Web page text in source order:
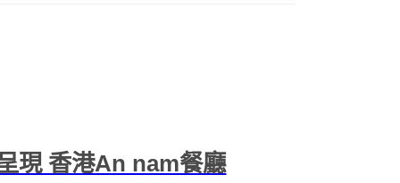
現 香港An nam餐廳